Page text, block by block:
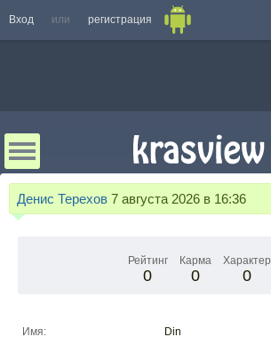
Вход или регистрация
Денис Терехов 7 августа 2026 в 16:36
Рейтинг
0
Карма
0
Характер
0
Имя:
Din